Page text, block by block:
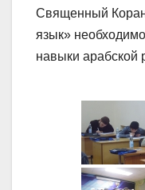
Священный
язык»
навыки арабской